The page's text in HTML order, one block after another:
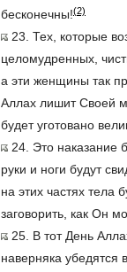
бесконечны!(2)
23. Тех, которые
целомудренных,
а эти женщины так
Аллах лишит Своей
будет уготовано
24. Это наказание
руки и ноги будут
на этих частях тела
заговорить, как Он
25. В тот День
наверняка убедятся